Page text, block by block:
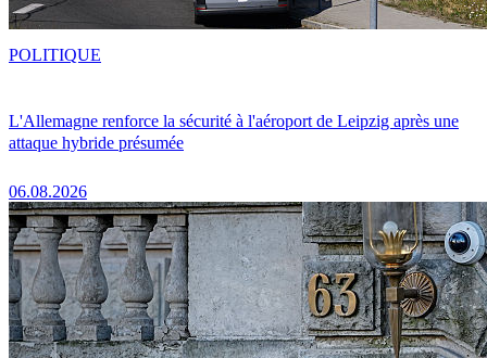
L'Allemagne renforce la sécurité à l'aéroport de Leipzig après une
attaque hybride présumée
06.08.2026
POLITIQUE